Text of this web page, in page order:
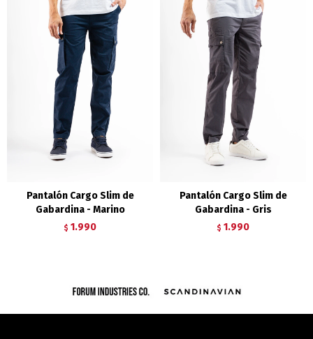
Pantalón Cargo Slim de
Gabardina - Marino
$ 1.990
Pantalón Cargo Slim de
Gabardina - Gris
$ 1.990